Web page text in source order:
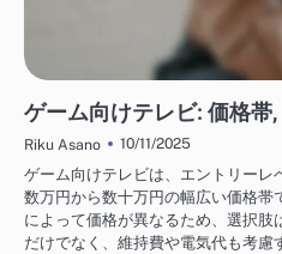
ゲーム向けテレビ: 価格帯
Riku Asano
10/11/2025
ゲーム向けテレビは、エントリーレ
数万円から数十万円の幅広い価格帯
によって価格が異なるため、選択
だけでなく、維持費や電気代も考慮